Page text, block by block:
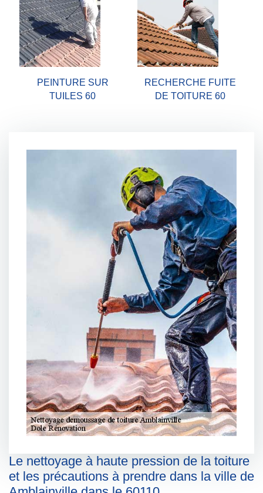
PEINTURE SUR
TUILES 60
RECHERCHE FUITE
DE TOITURE 60
Le nettoyage à haute pression de la toiture
et les précautions à prendre dans la ville de